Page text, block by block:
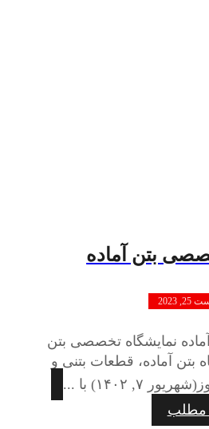
بتن آماده
2023
نمایشگاه تخصصی بتن
بتن آماده، قطعات بتنی و
۱۴۰۲) با ...
مطلب